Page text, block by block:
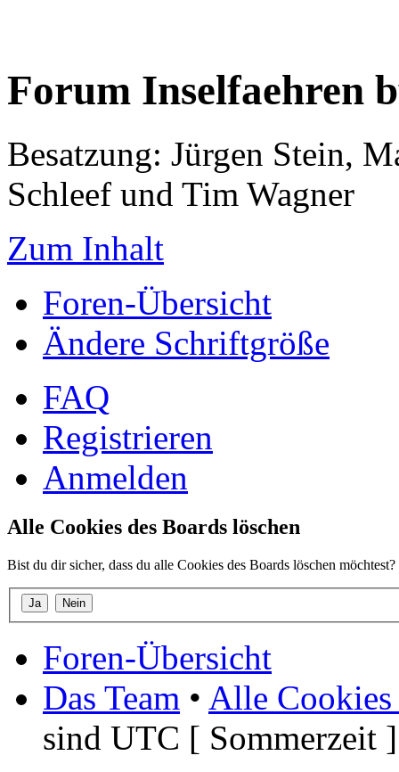
Forum Inselfaehren
Besatzung: Jürgen Stein,
Schleef und Tim Wagner
Zum Inhalt
Foren-Übersicht
Ändere Schriftgröße
FAQ
Registrieren
Anmelden
Alle Cookies des Boards löschen
Bist du dir sicher, dass du alle Cookies des Boards löschen möchtest?
Foren-Übersicht
Das Team • Alle Cookies
sind UTC [ Sommerzeit ]